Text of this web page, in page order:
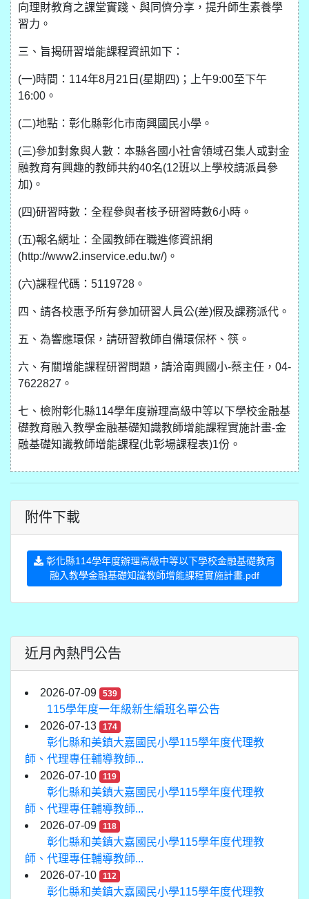
向理財教育之課堂實踐、與同儕分享，提升師生素養學
習力。
三、旨揭研習增能課程資訊如下：
(一)時間：114年8月21日(星期四)；上午9:00至下午
16:00。
(二)地點：彰化縣彰化市南興國民小學。
(三)參加對象與人數：本縣各國小社會領域召集人或對金
融教育有興趣的教師共約40名(12班以上學校請派員參
加)。
(四)研習時數：全程參與者核予研習時數6小時。
(五)報名網址：全國教師在職進修資訊網
(http://www2.inservice.edu.tw/)。
(六)課程代碼：5119728。
四、請各校惠予所有參加研習人員公(差)假及課務派代。
五、為響應環保，請研習教師自備環保杯、筷。
六、有關增能課程研習問題，請洽南興國小-蔡主任，04-
7622827。
七、檢附彰化縣114學年度辦理高級中等以下學校金融基
礎教育融入教學金融基礎知識教師增能課程實施計畫-金
融基礎知識教師增能課程(北彰場課程表)1份。
附件下載
彰化縣114學年度辦理高級中等以下學校金融基礎教育
融入教學金融基礎知識教師增能課程實施計畫.pdf
近月內熱門公告
2026-07-09 539
115學年度一年級新生編班名單公告
2026-07-13
174
彰化縣和美鎮大嘉國民小學115學年度代理教
師、代理專任輔導教師...
2026-07-10
119
彰化縣和美鎮大嘉國民小學115學年度代理教
師、代理專任輔導教師...
2026-07-09
118
彰化縣和美鎮大嘉國民小學115學年度代理教
師、代理專任輔導教師...
2026-07-10
112
彰化縣和美鎮大嘉國民小學115學年度代理教